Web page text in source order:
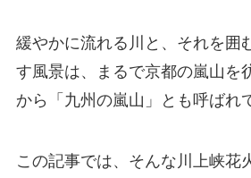
緩やかに流れる川と、それを囲
す風景は、まるで京都の嵐山を
から「九州の嵐山」とも呼ばれ
この記事では、そんな川上峡花